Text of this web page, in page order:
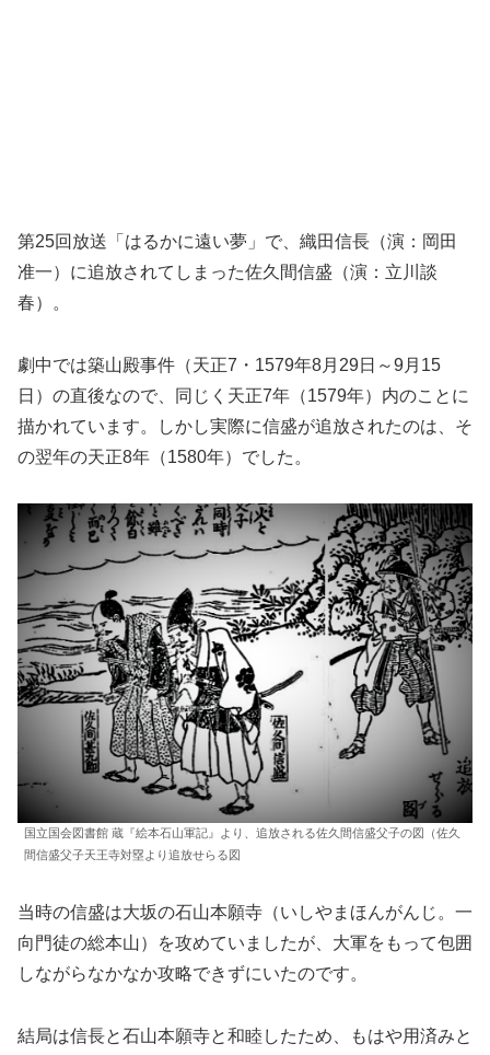
第25回放送「はるかに遠い夢」で、織田信長（演：岡田
准一）に追放されてしまった佐久間信盛（演：立川談
春）。
劇中では築山殿事件（天正7・1579年8月29日～9月15
日）の直後なので、同じく天正7年（1579年）内のことに
描かれています。しかし実際に信盛が追放されたのは、そ
の翌年の天正8年（1580年）でした。
国立国会図書館 蔵『絵本石山軍記』より、追放される佐久間信盛父子の図（佐久
間信盛父子天王寺対塁より追放せらる図
当時の信盛は大坂の石山本願寺（いしやまほんがんじ。一
向門徒の総本山）を攻めていましたが、大軍をもって包囲
しながらなかなか攻略できずにいたのです。
結局は信長と石山本願寺と和睦したため、もはや用済みと